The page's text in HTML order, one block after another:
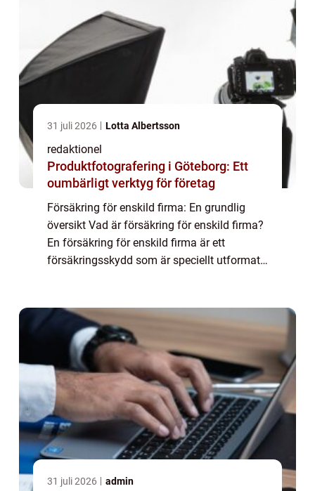
31 juli 2026 Lotta Albertsson
redaktionel
Produktfotografering i Göteborg: Ett
oumbärligt verktyg för företag
Försäkring för enskild firma: En grundlig
översikt Vad är försäkring för enskild firma?
En försäkring för enskild firma är ett
försäkringsskydd som är speciellt utformat
31 juli 2026 admin